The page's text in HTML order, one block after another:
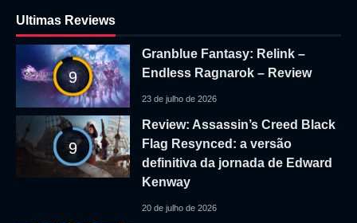
Ultimas Reviews
9
Granblue Fantasy: Relink –
Endless Ragnarok – Review
23 de julho de 2026
9
Review: Assassin’s Creed Black
Flag Resynced: a versão
definitiva da jornada de Edward
Kenway
20 de julho de 2026